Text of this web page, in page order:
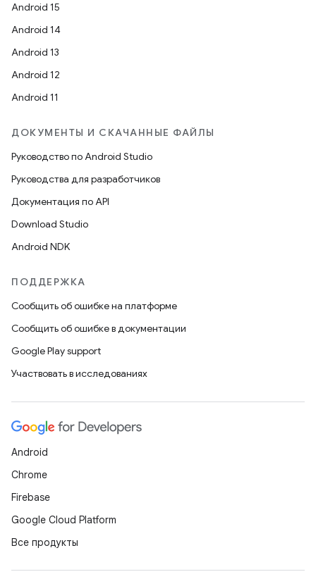
Android 15
Android 14
Android 13
Android 12
Android 11
ДОКУМЕНТЫ И СКАЧАННЫЕ ФАЙЛЫ
Руководство по Android Studio
Руководства для разработчиков
Документация по API
Download Studio
Android NDK
ПОДДЕРЖКА
Сообщить об ошибке на платформе
Сообщить об ошибке в документации
Google Play support
Участвовать в исследованиях
Android
Chrome
Firebase
Google Cloud Platform
Все продукты